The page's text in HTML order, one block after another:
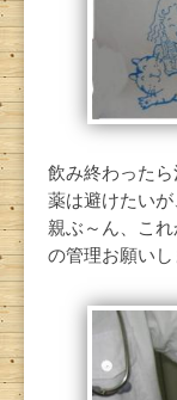
飲み終わった
薬は避けたいが
親ぶ～ん、こ
の管理お願いし